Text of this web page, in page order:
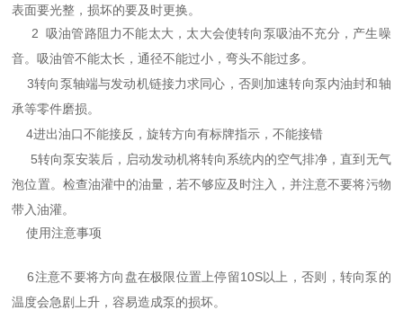
表面要光整，损坏的要及时更换。
2 吸油管路阻力不能太大，太大会使转向泵吸油不充分，产生噪
音。吸油管不能太长，通径不能过小，弯头不能过多。
3转向泵轴端与发动机链接力求同心，否则加速转向泵内油封和轴
承等零件磨损。
4进出油口不能接反，旋转方向有标牌指示，不能接错
5转向泵安装后，启动发动机将转向系统内的空气排净，直到无气
泡位置。检查油灌中的油量，若不够应及时注入，并注意不要将污物
带入油灌。
使用注意事项
6注意不要将方向盘在极限位置上停留10S以上，否则，转向泵的
温度会急剧上升，容易造成泵的损坏。